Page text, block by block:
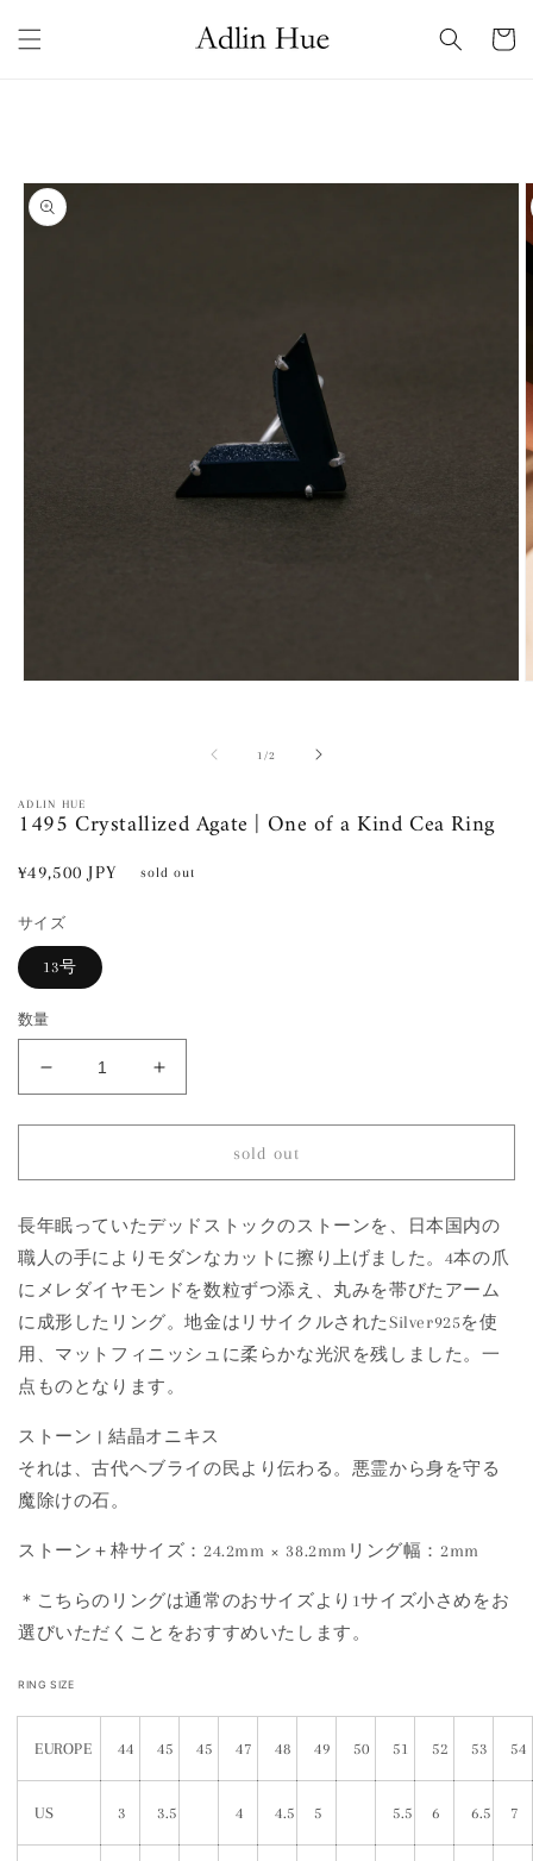
ンツに
進む
ー
商品情
報にス
キップ
メ
デ
ア
(1)
開
く
1 /の2
ADLIN HUE
1495 Crystallized Agate | One of a Kind Cea Ring
通
価
格
¥49,500 JPY sold out
サイズ
13号
数量
Crystallized
Agate
One
a
Kind
Cea
Ring
の
数
量
減
ら
す
1495
Crystallized
Agate
One
a
Kind
Cea
Ring
の
数
量
増
や
sold out
長年眠っていたデッドストックのストーンを、日本国内の
職人の手によりモダンなカットに擦り上げました。4本の爪
にメレダイヤモンドを数粒ずつ添え、丸みを帯びたアーム
に成形したリング。地金はリサイクルされたSilver925を使
用、マットフィニッシュに柔らかな光沢を残しました。一
点ものとなります。
ストーン | 結晶オニキス
それは、古代ヘブライの民より伝わる。悪霊から身を守る
魔除けの石。
ストーン＋枠サイズ：24.2mm × 38.2mmリング幅：2mm
＊こちらのリングは通常のおサイズより1サイズ小さめをお
選びいただくことをおすすめいたします。
RING SIZE
EUROPE 44 45 45 47 48 49 50 51 52 53 54
US 3 3.5 4 4.5 5 5.5 6 6.5 7